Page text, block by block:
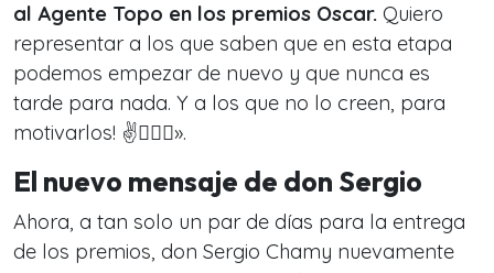
al Agente Topo en los premios Oscar. Quiero
representar a los que saben que en esta etapa
podemos empezar de nuevo y que nunca es
tarde para nada. Y a los que no lo creen, para
motivarlos! ✌️🕵🏻‍♂️».
El nuevo mensaje de don Sergio
Ahora, a tan solo un par de días para la entrega
de los premios, don Sergio Chamy nuevamente